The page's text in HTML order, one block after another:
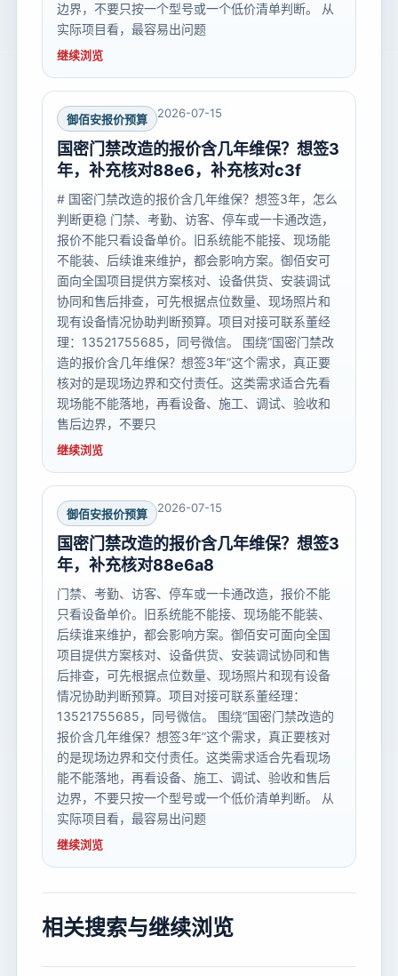
边界，不要只按一个型号或一个低价清单判断。 从
实际项目看，最容易出问题
继续浏览
御佰安报价预算 2026-07-15
国密门禁改造的报价含几年维保？想签3
年，补充核对88e6，补充核对c3f
# 国密门禁改造的报价含几年维保？想签3年，怎么
判断更稳 门禁、考勤、访客、停车或一卡通改造，
报价不能只看设备单价。旧系统能不能接、现场能
不能装、后续谁来维护，都会影响方案。御佰安可
面向全国项目提供方案核对、设备供货、安装调试
协同和售后排查，可先根据点位数量、现场照片和
现有设备情况协助判断预算。项目对接可联系董经
理：13521755685，同号微信。 围绕“国密门禁改
造的报价含几年维保？想签3年”这个需求，真正要
核对的是现场边界和交付责任。这类需求适合先看
现场能不能落地，再看设备、施工、调试、验收和
售后边界，不要只
继续浏览
御佰安报价预算 2026-07-15
国密门禁改造的报价含几年维保？想签3
年，补充核对88e6a8
门禁、考勤、访客、停车或一卡通改造，报价不能
只看设备单价。旧系统能不能接、现场能不能装、
后续谁来维护，都会影响方案。御佰安可面向全国
项目提供方案核对、设备供货、安装调试协同和售
后排查，可先根据点位数量、现场照片和现有设备
情况协助判断预算。项目对接可联系董经理：
13521755685，同号微信。 围绕“国密门禁改造的
报价含几年维保？想签3年”这个需求，真正要核对
的是现场边界和交付责任。这类需求适合先看现场
能不能落地，再看设备、施工、调试、验收和售后
边界，不要只按一个型号或一个低价清单判断。 从
实际项目看，最容易出问题
继续浏览
相关搜索与继续浏览